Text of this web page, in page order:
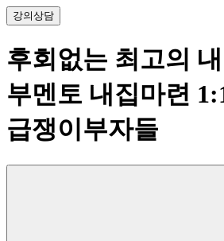
강의상담
후회없는 최고의
부멘토 내집마련
급쟁이부자들